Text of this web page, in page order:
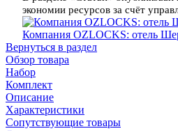
экономии ресурсов за счёт
Компания OZLOCKS: отель
Вернуться в раздел
Обзор товара
Набор
Комплект
Описание
Характеристики
Сопутствующие товары